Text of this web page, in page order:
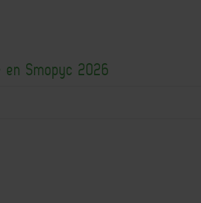
en Smopyc 2026